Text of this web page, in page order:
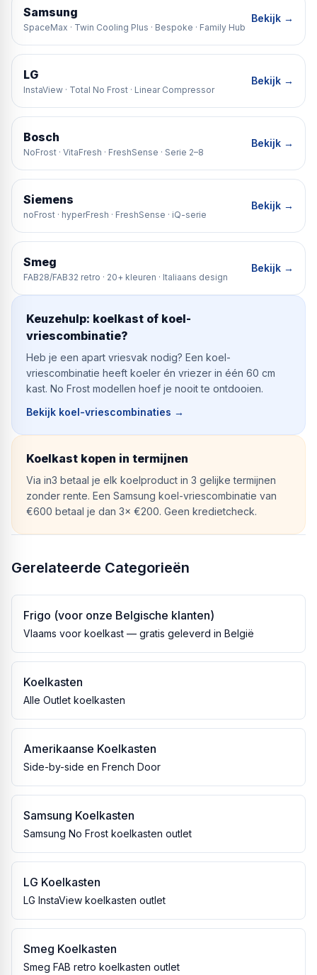
Samsung
SpaceMax · Twin Cooling Plus · Bespoke · Family Hub
Bekijk →
LG
InstaView · Total No Frost · Linear Compressor
Bekijk →
Bosch
NoFrost · VitaFresh · FreshSense · Serie 2–8
Bekijk →
Siemens
noFrost · hyperFresh · FreshSense · iQ-serie
Bekijk →
Smeg
FAB28/FAB32 retro · 20+ kleuren · Italiaans design
Bekijk →
Keuzehulp: koelkast of koel-
vriescombinatie?
Heb je een apart vriesvak nodig? Een koel-
vriescombinatie heeft koeler én vriezer in één 60 cm
kast. No Frost modellen hoef je nooit te ontdooien.
Bekijk koel-vriescombinaties →
Koelkast kopen in termijnen
Via in3 betaal je elk koelproduct in 3 gelijke termijnen
zonder rente. Een Samsung koel-vriescombinatie van
€600 betaal je dan 3× €200. Geen kredietcheck.
Gerelateerde Categorieën
Frigo (voor onze Belgische klanten)
Vlaams voor koelkast — gratis geleverd in België
Koelkasten
Alle Outlet koelkasten
Amerikaanse Koelkasten
Side-by-side en French Door
Samsung Koelkasten
Samsung No Frost koelkasten outlet
LG Koelkasten
LG InstaView koelkasten outlet
Smeg Koelkasten
Smeg FAB retro koelkasten outlet